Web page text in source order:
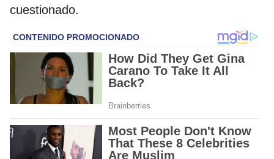
cuestionado.